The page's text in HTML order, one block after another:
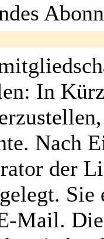
In
Nach
der
Sie
Mail.